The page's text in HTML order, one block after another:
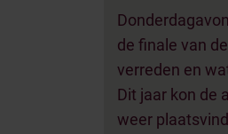
de finale van
verreden en
Dit jaar kon de
weer